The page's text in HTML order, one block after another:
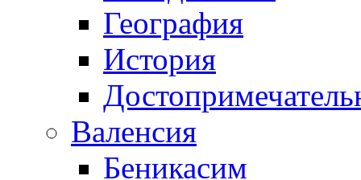
География
История
Валенсия
Беникасим